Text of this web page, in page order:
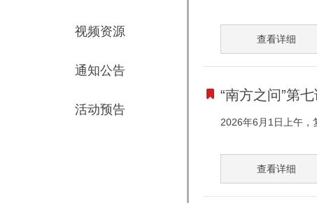
视频资源
通知公告
活动预告
查看详细
“南方之问”第
2026年6月1日上午，
查看详细